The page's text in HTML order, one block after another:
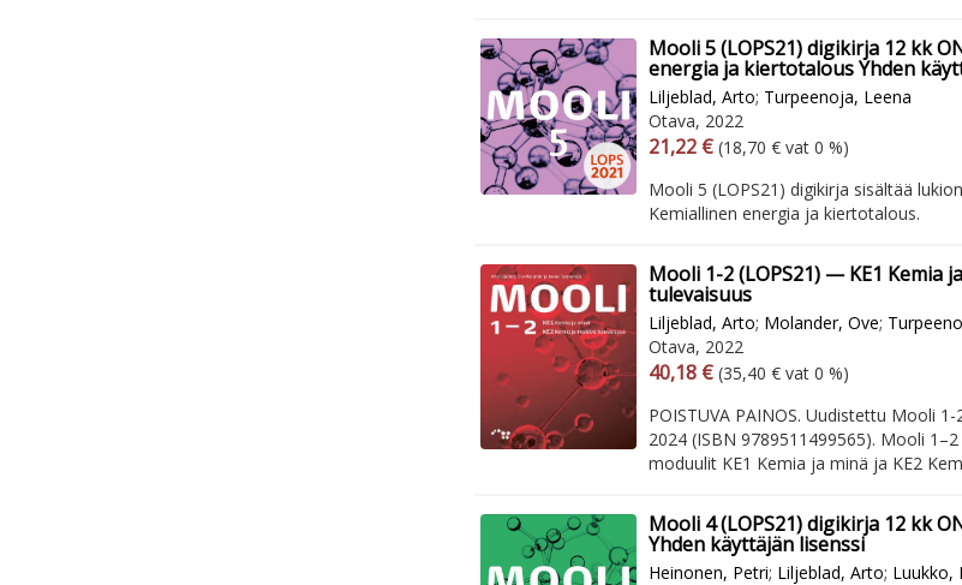
Mooli 5 (LOPS21) digikirja 12 kk
energia ja kiertotalous Yhden
Liljeblad, Arto; Turpeenoja, Leena
Otava, 2022
Arvonlisäverollinen hinta
21,22 € Excl. vat
(18,70 € vat 0 %)
Mooli 5 (LOPS21) digikirja sisältää
Kemiallinen energia ja kiertotalous.
Mooli 1-2 (LOPS21) — KE1 Kemia
tulevaisuus
Liljeblad, Arto; Molander, Ove;
Otava, 2022
Arvonlisäverollinen hinta
40,18 € Excl. vat
(35,40 € vat 0 %)
POISTUVA PAINOS. Uudistettu Mooli
2024 (ISBN 9789511499565). Mooli
moduulit KE1 Kemia ja minä ja KE2
Mooli 4 (LOPS21) digikirja 12 kk
Yhden käyttäjän lisenssi
Heinonen, Petri; Liljeblad, Arto; Luukko,